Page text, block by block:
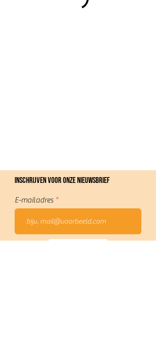
Inschrijven voor onze nieuwsbrief
E-mailadres